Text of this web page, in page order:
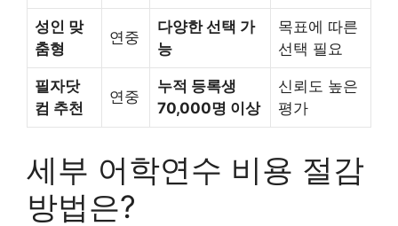
성인 맞
춤형
연중
다양한 선택 가
능
목표에 따른
선택 필요
필자닷
컴 추천
연중
누적 등록생
70,000명 이상
신뢰도 높은
평가
세부 어학연수 비용 절감
방법은?